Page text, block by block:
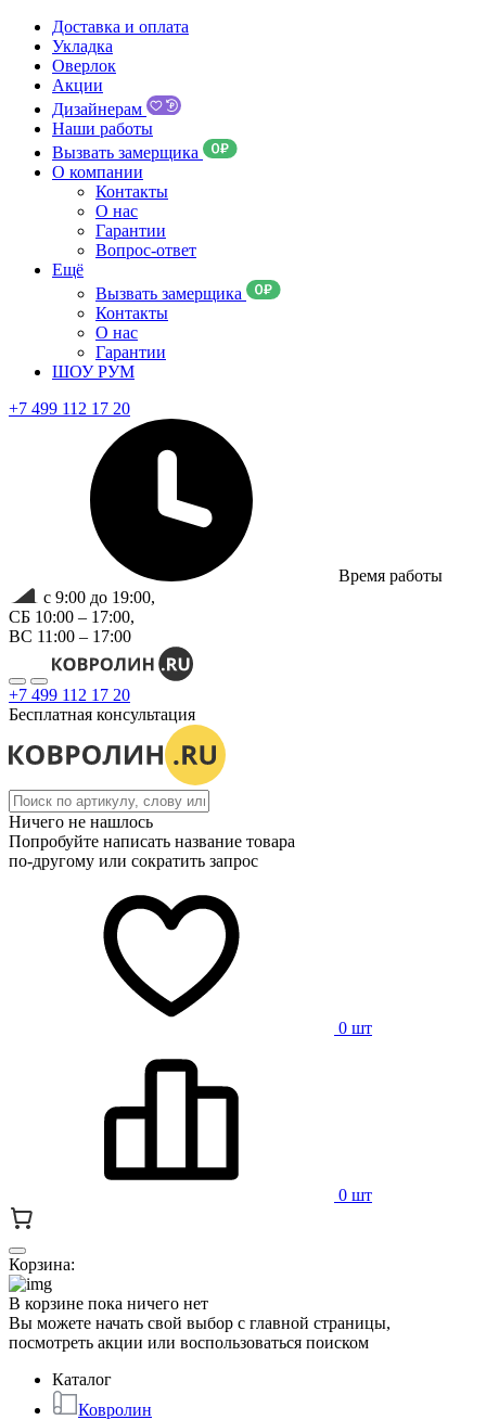
Доставка и оплата
Укладка
Оверлок
Акции
Дизайнерам
Наши работы
Вызвать замерщика
О компании
Контакты
О нас
Гарантии
Вопрос-ответ
Ещё
Вызвать замерщика
Контакты
О нас
Гарантии
ШОУ РУМ
+7 499 112 17 20
Время работы
с 9:00 до 19:00,
СБ 10:00 – 17:00,
ВС 11:00 – 17:00
+7 499 112 17 20
Бесплатная консультация
Ничего не нашлось
Попробуйте написать название товара
по-другому или сократить запрос
0 шт
0 шт
Корзина:
В корзине пока ничего нет
Вы можете начать свой выбор с главной страницы,
посмотреть акции или воспользоваться поиском
Каталог
Ковролин